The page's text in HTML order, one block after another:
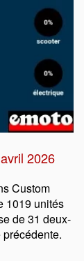
2026
Custom
1019 unités
de 31 deux-